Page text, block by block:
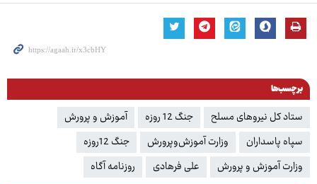
برچسب‌ها
ستاد کل نیروهای مسلح جنگ 12 روزه
آموزش و پرورش
سپاه پاسداران
وزارت آموزش‌وپرورش
جنگ 12روزه
وزارت آموزش و پرورش
علی فرهادی روزنامه آگاه